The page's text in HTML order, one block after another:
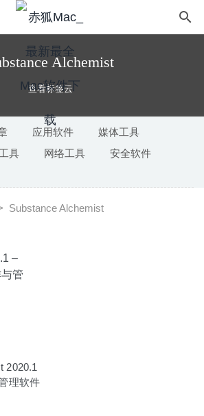
Alchemist
查看标签云
应用软件
媒体工具
具 网络工具
安全软件
Substance Alchemist
2020.1
理软件
1.8.0.0 – 专业的DJ混音软件
中文版-微信登录免认证消息防撤回及微信
值生成工具
for mac中文版-小而美的日历软件